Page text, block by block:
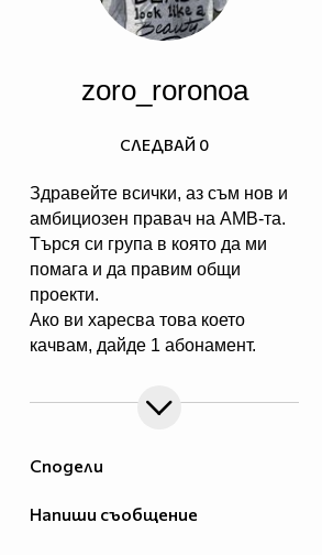
Сподели
Напиши съобщение
zoro_roronoa
Здравейте всички, аз съм нов и
амбициозен правач на АМВ-та.
Търся си група в която да ми
помага и да правим общи
проекти.
Ако ви харесва това което
качвам, дайде 1 абонамент.
СЛЕДВАЙ 0